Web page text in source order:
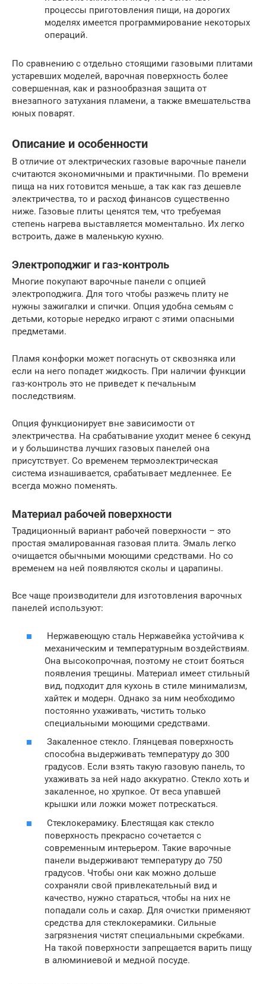
процессы приготовления пищи, на дорогих
моделях имеется программирование некоторых
операций.
По сравнению с отдельно стоящими газовыми плитами
устаревших моделей, варочная поверхность более
совершенная, как и разнообразная защита от
внезапного затухания пламени, а также вмешательства
юных поварят.
Описание и особенности
В отличие от электрических газовые варочные панели
считаются экономичными и практичными. По времени
пища на них готовится меньше, а так как газ дешевле
электричества, то и расход финансов существенно
ниже. Газовые плиты ценятся тем, что требуемая
степень нагрева выставляется моментально. Их легко
встроить, даже в маленькую кухню.
Электроподжиг и газ-контроль
Многие покупают варочные панели с опцией
электроподжига. Для того чтобы разжечь плиту не
нужны зажигалки и спички. Опция удобна семьям с
детьми, которые нередко играют с этими опасными
предметами.
Пламя конфорки может погаснуть от сквозняка или
если на него попадет жидкость. При наличии функции
газ-контроль это не приведет к печальным
последствиям.
Опция функционирует вне зависимости от
электричества. На срабатывание уходит менее 6 секунд
и у большинства лучших газовых панелей она
присутствует. Со временем термоэлектрическая
система изнашивается, срабатывает медленнее. Ее
всегда можно поменять.
Материал рабочей поверхности
Традиционный вариант рабочей поверхности – это
простая эмалированная газовая плита. Эмаль легко
очищается обычными моющими средствами. Но со
временем на ней появляются сколы и царапины.
Все чаще производители для изготовления варочных
панелей используют:
Нержавеющую сталь Нержавейка устойчива к
механическим и температурным воздействиям.
Она высокопрочная, поэтому не стоит бояться
появления трещины. Материал имеет стильный
вид, подходит для кухонь в стиле минимализм,
хайтек и модерн. Однако за ним необходимо
постоянно ухаживать, чистить только
специальными моющими средствами.
Закаленное стекло. Глянцевая поверхность
способна выдерживать температуру до 300
градусов. Если взять такую газовую панель, то
ухаживать за ней надо аккуратно. Стекло хоть и
закаленное, но хрупкое. От веса упавшей
крышки или ложки может потрескаться.
Стеклокерамику. Блестящая как стекло
поверхность прекрасно сочетается с
современным интерьером. Такие варочные
панели выдерживают температуру до 750
градусов. Чтобы они как можно дольше
сохраняли свой привлекательный вид и
качество, нужно стараться, чтобы на них не
попадали соль и сахар. Для очистки применяют
средства для стеклокерамики. Сильные
загрязнения чистят специальными скребками.
На такой поверхности запрещается варить пищу
в алюминиевой и медной посуде.